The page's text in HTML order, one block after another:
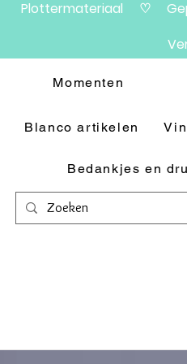
Plottermateriaal ♡
Momenten
Blanco artikelen
Bedankjes en